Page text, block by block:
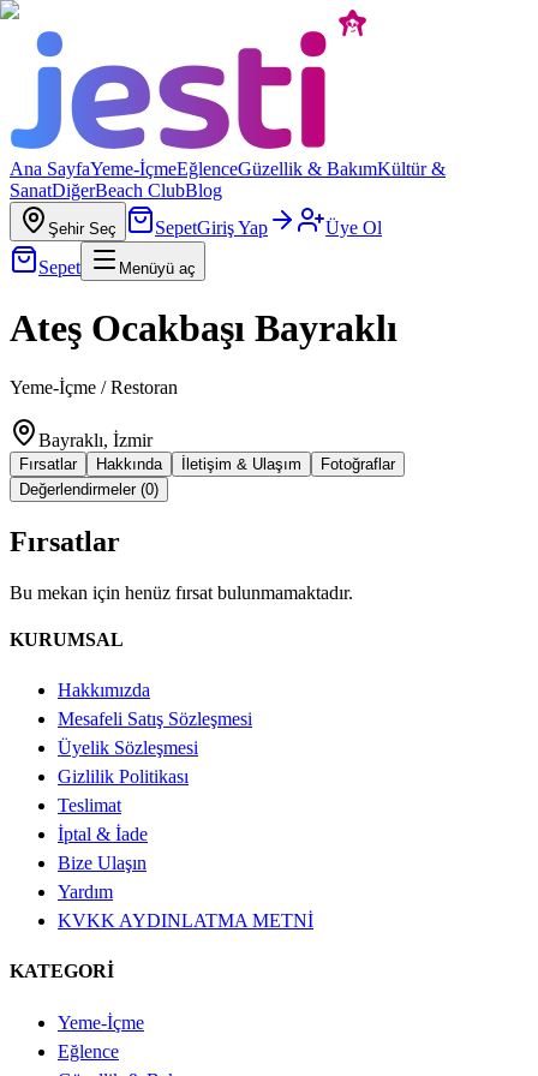
Ana SayfaYeme-İçmeEğlenceGüzellik & BakımKültür &
SanatDiğerBeach ClubBlog
Şehir Seç SepetGiriş Yap
Üye Ol
Sepet
Menüyü aç
Ateş Ocakbaşı Bayraklı
Yeme-İçme / Restoran
Bayraklı, İzmir
Fırsatlar Hakkında İletişim & Ulaşım
Fotoğraflar
Değerlendirmeler (0)
Fırsatlar
Bu mekan için henüz fırsat bulunmamaktadır.
KURUMSAL
Hakkımızda
Mesafeli Satış Sözleşmesi
Üyelik Sözleşmesi
Gizlilik Politikası
Teslimat
İptal & İade
Bize Ulaşın
Yardım
KVKK AYDINLATMA METNİ
KATEGORİ
Yeme-İçme
Eğlence